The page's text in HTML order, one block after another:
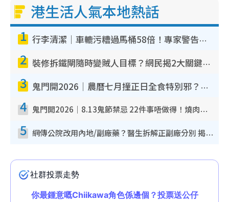
港生活人氣本地熱話
1 行李清潔｜車轆污糟過馬桶58倍！專家警告忌用酒精抹 教1招免污手除菌
2 裝修拆鐵閘隨時變賊人目標？網民揭2大關鍵用途：裝新式等於白裝？附新舊鐵閘分別
3 鬼門開2026｜農曆七月撞正日全食特別邪？專家警告切忌做一事！揭4大禁忌+2招保平安
4 鬼門開2026｜8.13鬼節禁忌 22件事唔做得！燒肉、刺身要少食？半夜勿吹口哨/打呢個電話
5 網傳公院改用內地/副廠藥？醫生拆解正副廠分別 揭4類人換藥隨時出事